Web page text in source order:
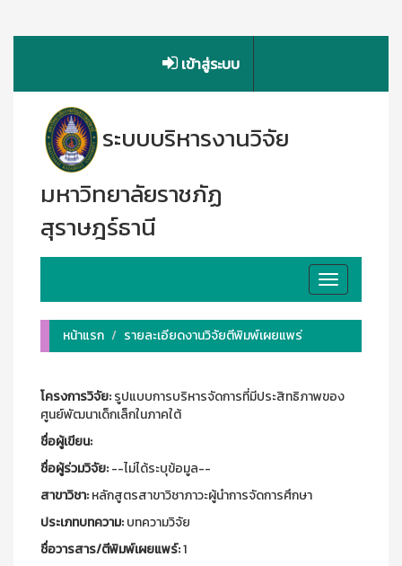
เข้าสู่ระบบ
ระบบบริหารงานวิจัย
มหาวิทยาลัยราชภัฏ
สุราษฎร์ธานี
Toggle
navigation
หน้าแรก
รายละเอียดงานวิจัยตีพิมพ์เผยแพร่
โครงการวิจัย:รูปแบบการบริหารจัดการที่มีประสิทธิภาพของ
ศูนย์พัฒนาเด็กเล็กในภาคใต้
ชื่อผู้เขียน:
ชื่อผู้ร่วมวิจัย:--ไม่ได้ระบุข้อมูล--
สาขาวิชา:หลักสูตรสาขาวิชาภาวะผู้นำการจัดการศึกษา
ประเภทบทความ:บทความวิจัย
ชื่อวารสาร/ตีพิมพ์เผยแพร์:1